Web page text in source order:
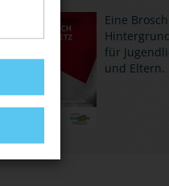
Eine
für
und Eltern.
Das Institut für Demokratie
Zivilgesellschaft (IDZ) und
Antonio Stiftung stellen